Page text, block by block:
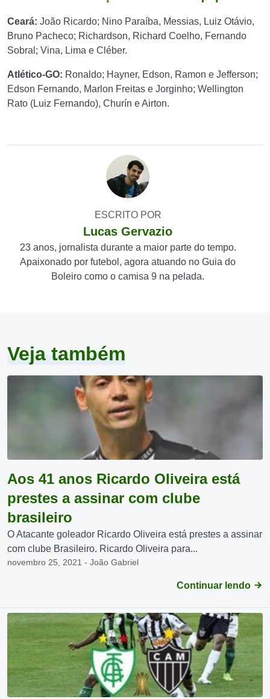
Ceará: João Ricardo; Nino Paraíba, Messias, Luiz Otávio,
Bruno Pacheco; Richardson, Richard Coelho, Fernando
Sobral; Vina, Lima e Cléber.
Atlético-GO: Ronaldo; Hayner, Edson, Ramon e Jefferson;
Edson Fernando, Marlon Freitas e Jorginho; Wellington
Rato (Luiz Fernando), Churín e Airton.
ESCRITO POR
Lucas Gervazio
23 anos, jornalista durante a maior parte do tempo.
Apaixonado por futebol, agora atuando no Guia do
Boleiro como o camisa 9 na pelada.
Veja também
Aos 41 anos Ricardo Oliveira está
prestes a assinar com clube
brasileiro
O Atacante goleador Ricardo Oliveira está prestes a assinar
com clube Brasileiro. Ricardo Oliveira para...
novembro 25, 2021 - João Gabriel
Continuar lendo